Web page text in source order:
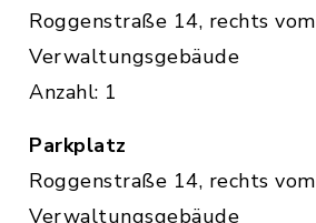
Roggenstraße 14, rechts vom
Verwaltungsgebäude
Anzahl: 1
Parkplatz
Roggenstraße 14, rechts vom
Verwaltungsgebäude